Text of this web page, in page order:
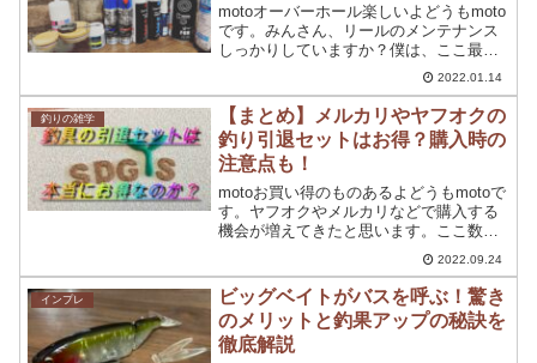
motoオーバーホール楽しいよどうもmoto
です。みんさん、リールのメンテナンス
しっかりしていますか？僕は、ここ最近
になってメンテナンスを実施するように
なりました。軽いベアリングにオイルや
グリスを注油することは多かったのです
が、バラしメイン...
2022.01.14
釣りの雑学
【まとめ】メルカリやヤフオクの
釣り引退セットはお得？購入時の
注意点も！
motoお買い得のものあるよどうもmotoで
す。ヤフオクやメルカリなどで購入する
機会が増えてきたと思います。ここ数年
で【リユース】が増加していることもあ
り、個人で気軽に取引ができる点も中古
が広がっている所以でありますよね。そ
の中でも、店舗で...
2022.09.24
インプレ
ビッグベイトがバスを呼ぶ！驚き
のメリットと釣果アップの秘訣を
徹底解説